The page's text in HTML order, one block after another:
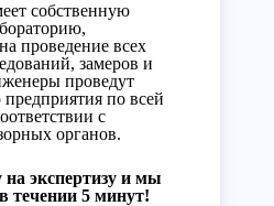
собственную
проведение всех
замеров и
проведут
предприятия по всей
с
органов.
на экспертизу и мы
течении 5 минут!